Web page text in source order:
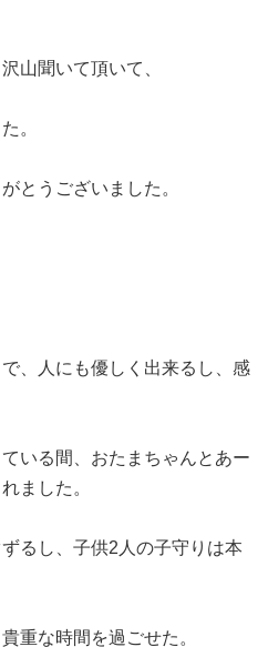
山聞いて頂いて、
。
とうございました。
、人にも優しく出来るし、感
いる間、おたまちゃんとあー
ました。
るし、子供2人の子守りは本
重な時間を過ごせた。